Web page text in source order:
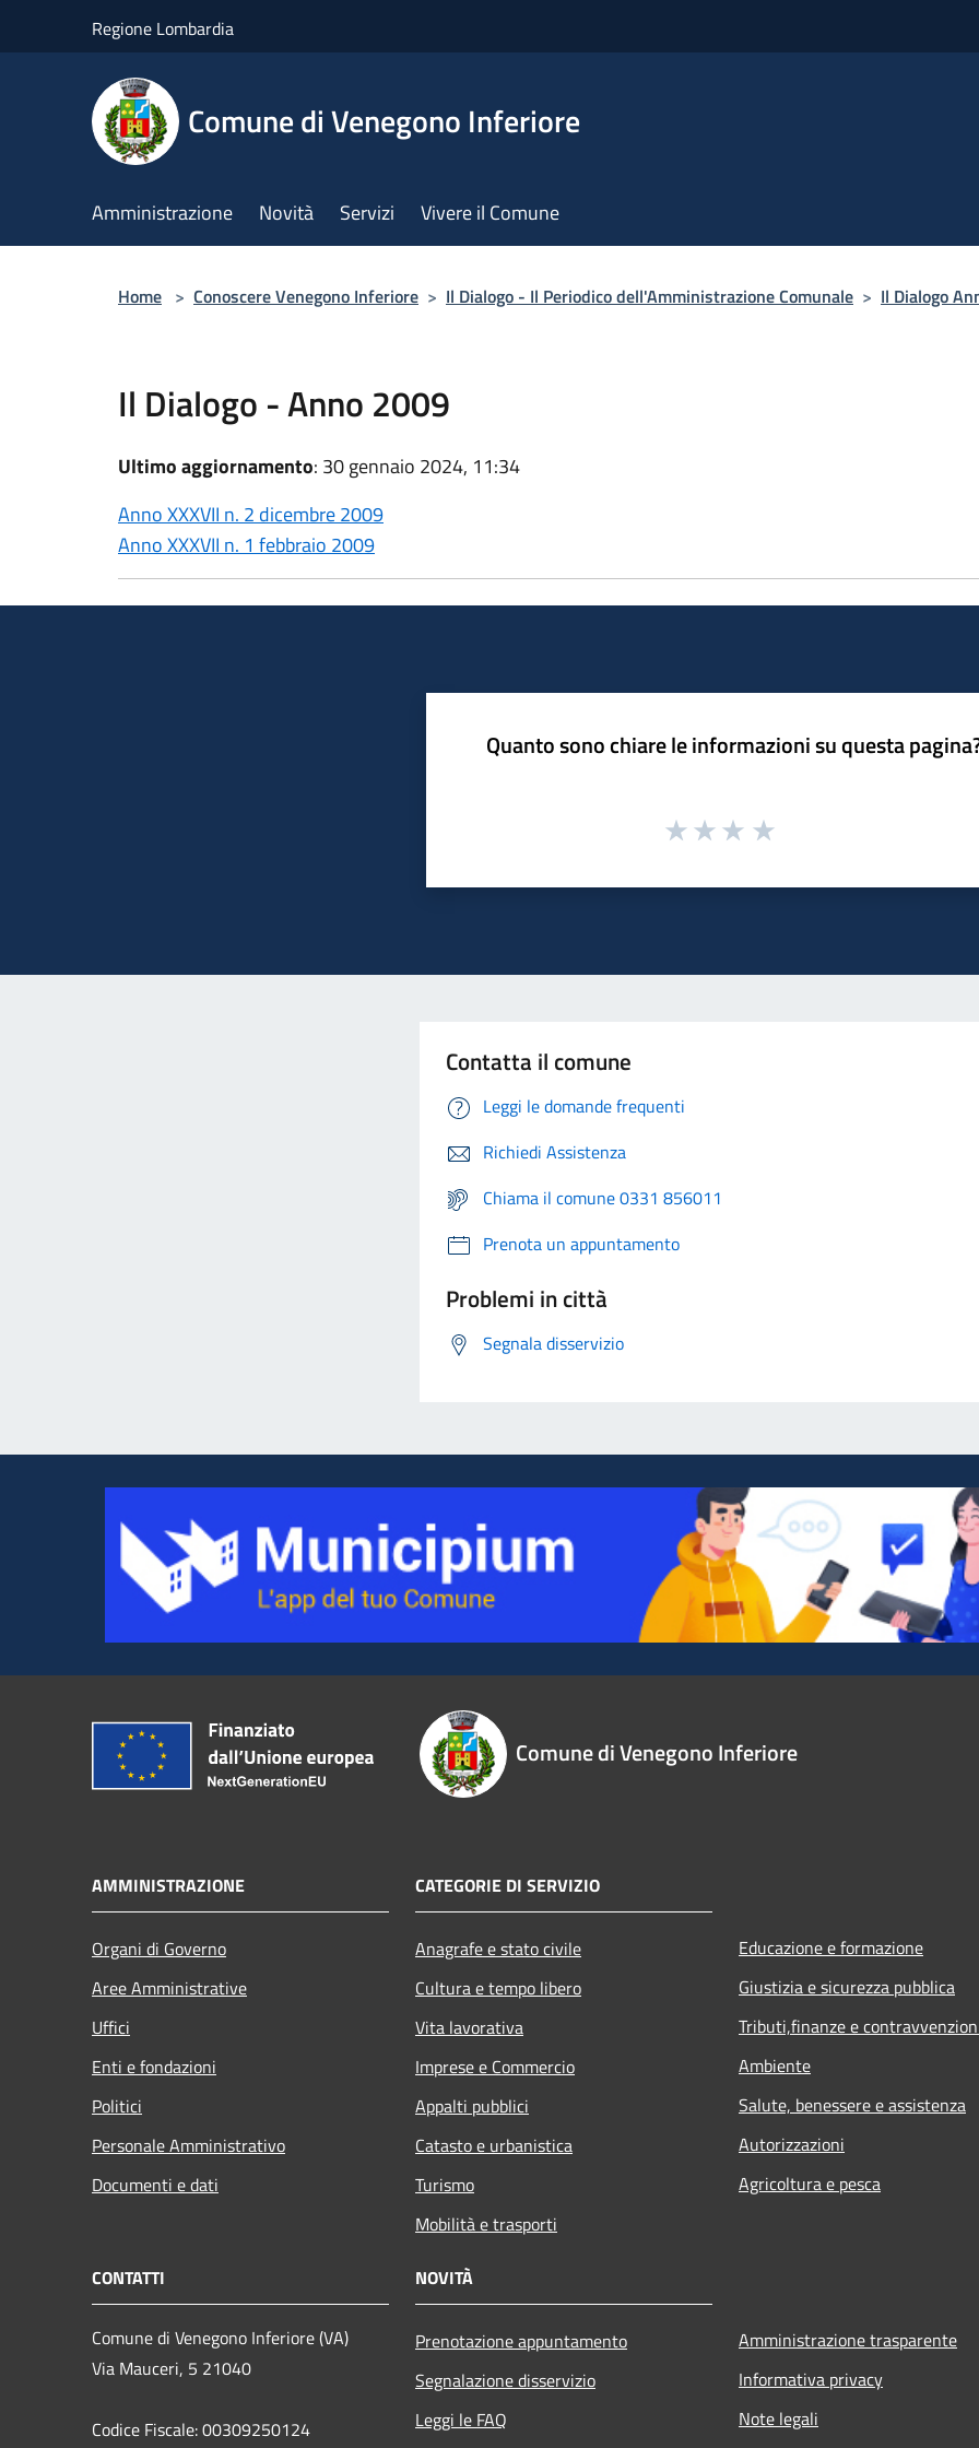
Regione Lombardia
Comune di Venegono Inferiore
Amministrazione Novità Servizi Vivere il Comune
Home > Conoscere Venegono Inferiore > Il Dialogo - Il Periodico dell'Amministrazione Comunale > Il Dialogo
Il Dialogo - Anno 2009
Ultimo aggiornamento: 30 gennaio 2024, 11:34
Anno XXXVII n. 2 dicembre 2009
Anno XXXVII n. 1 febbraio 2009
Quanto sono chiare le informazioni su questa
Contatta il comune
Leggi le domande frequenti
Richiedi Assistenza
Chiama il comune 0331 856011
Prenota un appuntamento
Problemi in città
Segnala disservizio
Comune di Venegono Inferiore
AMMINISTRAZIONE
Organi di Governo
Aree Amministrative
Uffici
Enti e fondazioni
Politici
Personale Amministrativo
Documenti e dati
CATEGORIE DI SERVIZIO
Anagrafe e stato civile
Cultura e tempo libero
Vita lavorativa
Imprese e Commercio
Appalti pubblici
Catasto e urbanistica
Turismo
Mobilità e trasporti
Educazione e formazione
Giustizia e sicurezza pubblica
Tributi,finanze e
Ambiente
Salute, benessere e assistenza
Autorizzazioni
Agricoltura e pesca
CONTATTI
Comune di Venegono Inferiore (VA)
Via Mauceri, 5 21040
Codice Fiscale: 00309250124
NOVITÀ
Prenotazione appuntamento
Segnalazione disservizio
Leggi le FAQ
Amministrazione trasparente
Informativa privacy
Note legali